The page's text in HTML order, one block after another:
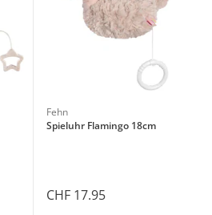
Fehn
Spieluhr Flamingo 18cm
CHF 17.95